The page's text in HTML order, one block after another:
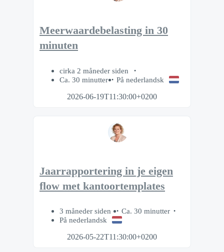
Meerwaardebelasting in 30
minuten
cirka 2 måneder siden
Ca. 30 minutter
På nederlandsk
2026-06-19T11:30:00+0200
Jaarrapportering in je eigen
flow met kantoortemplates
3 måneder siden
Ca. 30 minutter
På nederlandsk
2026-05-22T11:30:00+0200